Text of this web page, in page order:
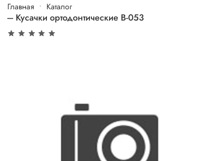
Главная Каталог
--- Кусачки ортодонтические В-053